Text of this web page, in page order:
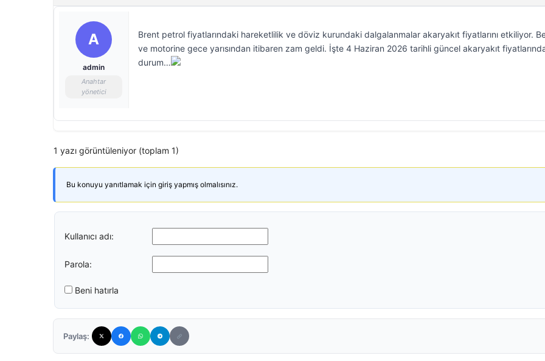
A
admin
Anahtar
yönetici
Brent petrol fiyatlarındaki hareketlilik ve döviz kurundaki dalgalanmalar akaryakıt fiyatlarını etkiliyor.
ve motorine gece yarısından itibaren zam geldi. İşte 4 Haziran 2026 tarihli güncel akaryakıt
durum…
1 yazı görüntüleniyor (toplam 1)
Bu konuyu yanıtlamak için giriş yapmış olmalısınız.
Kullanıcı adı:
Parola:
Beni hatırla
Paylaş: